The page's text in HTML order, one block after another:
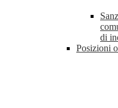
di
Posizioni